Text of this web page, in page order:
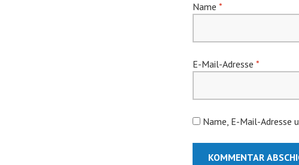
Name *
E-Mail-Adresse *
Name, E-Mail-Adresse